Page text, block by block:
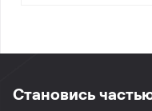
Становись